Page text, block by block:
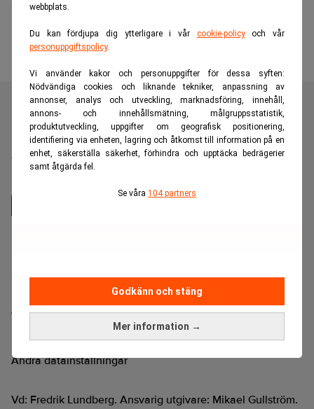
webbplats.
Du kan fördjupa dig ytterligare i vår cookie-policyoch vår
personuppgiftspolicy.
Vi använder kakor och personuppgifter för dessa syften:
Nödvändiga cookies och liknande tekniker, anpassning av
annonser, analys och utveckling, marknadsföring, innehåll,
annons- och innehållsmätning, målgruppsstatistik,
produktutveckling, uppgifter om geografisk positionering,
identifiering via enheten, lagring och åtkomst till information på en
enhet, säkerställa säkerhet, förhindra och upptäcka bedrägerier
samt åtgärda fel.
Se våra 104 partners
Mer information →
Godkänn och stäng
Uppsala
Realtid är en oberoende och kostnadsfri nyhetskanal för
dig som vill fördjupa dig inom finans- och
näringslivsnyheter.
Cookiepolicy
Annonsera på Realtid
Kontakta oss
Ändra datainställningar
Vd: Fredrik Lundberg. Ansvarig utgivare: Mikael Gullström.